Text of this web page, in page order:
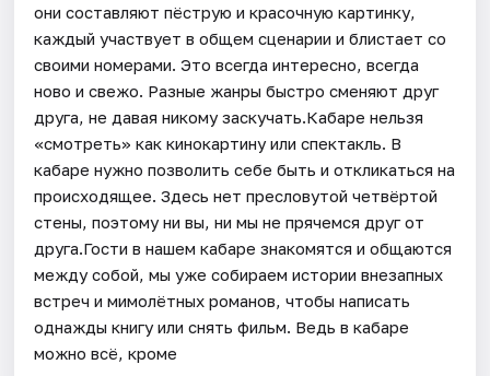
они составляют пёструю и красочную картинку,
каждый участвует в общем сценарии и блистает со
своими номерами. Это всегда интересно, всегда
ново и свежо. Разные жанры быстро сменяют друг
друга, не давая никому заскучать.Кабаре нельзя
«смотреть» как кинокартину или спектакль. В
кабаре нужно позволить себе быть и откликаться на
происходящее. Здесь нет пресловутой четвёртой
стены, поэтому ни вы, ни мы не прячемся друг от
друга.Гости в нашем кабаре знакомятся и общаются
между собой, мы уже собираем истории внезапных
встреч и мимолётных романов, чтобы написать
однажды книгу или снять фильм. Ведь в кабаре
можно всё, кроме